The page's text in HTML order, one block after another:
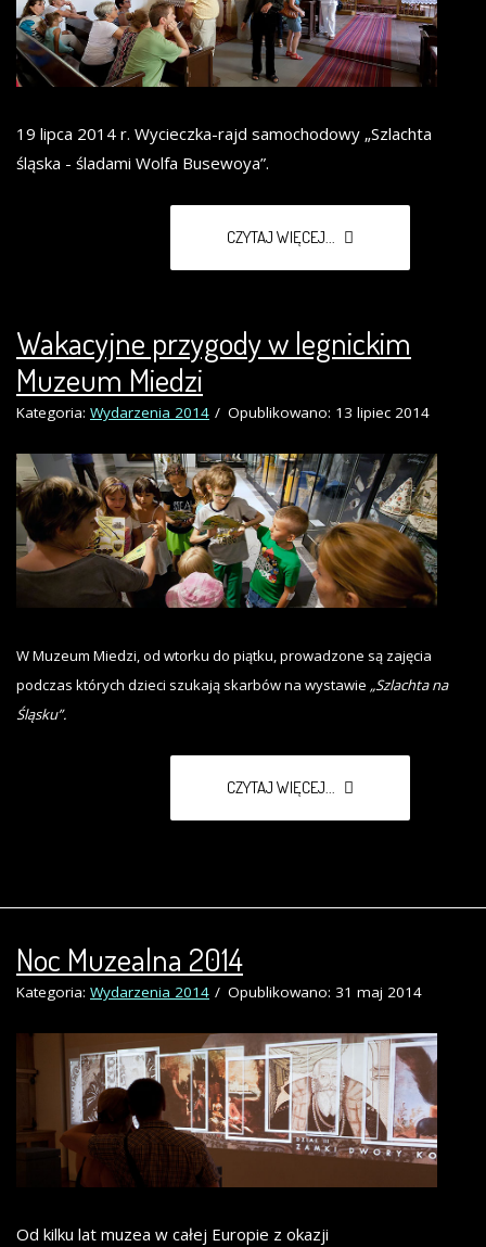
19 lipca 2014 r. Wycieczka-rajd samochodowy „Szlachta
śląska - śladami Wolfa Busewoya”.
CZYTAJ WIĘCEJ...
Wakacyjne przygody w legnickim
Muzeum Miedzi
Kategoria: Wydarzenia 2014 Opublikowano: 13 lipiec 2014
W Muzeum Miedzi, od wtorku do piątku, prowadzone są zajęcia
podczas których dzieci szukają skarbów na wystawie „Szlachta na
Śląsku”.
CZYTAJ WIĘCEJ...
Noc Muzealna 2014
Kategoria: Wydarzenia 2014 Opublikowano: 31 maj 2014
Od kilku lat muzea w całej Europie z okazji